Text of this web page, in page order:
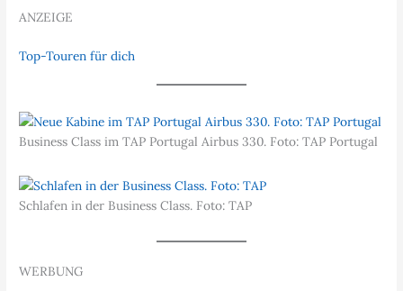
ANZEIGE
Top-Touren für dich
Business Class im TAP Portugal Airbus 330. Foto: TAP Portugal
Schlafen in der Business Class. Foto: TAP
WERBUNG